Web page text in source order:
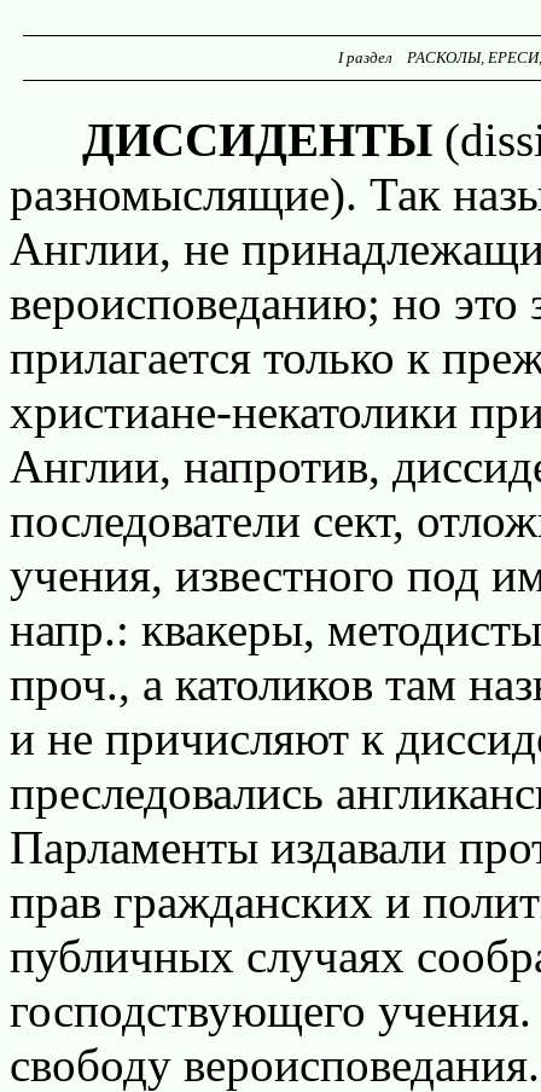
I раздел РАСКОЛЫ,
ДИССИДЕНТЫ
разномыслящие). Так
Англии, не
вероисповеданию; но это
прилагается только к
христиане-некатолики
Англии, напротив,
последователи сект,
учения, известного под
напр.: квакеры,
проч., а католиков там
и не причисляют к
преследовались
Парламенты издавали
прав гражданских и
публичных случаях
господствующего
свободу